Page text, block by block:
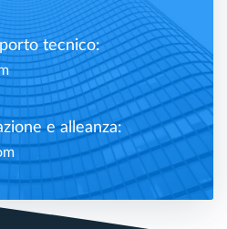
tecnico:
e alleanza: